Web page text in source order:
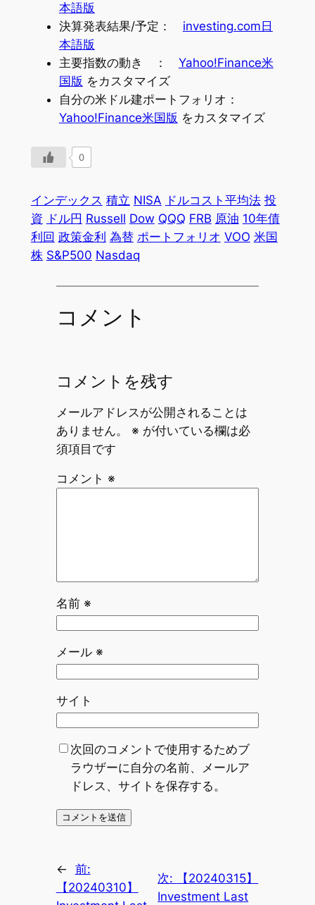
本語版
決算発表結果/予定： investing.com日
本語版
主要指数の動き ： Yahoo!Finance米
国版 をカスタマイズ
自分の米ドル建ポートフォリオ：
Yahoo!Finance米国版 をカスタマイズ
0
インデックス 積立 NISA ドルコスト平均法 投
資 ドル円 Russell Dow QQQ FRB 原油 10年債
利回 政策金利 為替 ポートフォリオ VOO 米国
株 S&P500 Nasdaq
コメント
コメントを残す
メールアドレスが公開されることは
ありません。
※ が付いている欄は必
須項目です
コメント ※
名前 ※
メール ※
サイト
次回のコメントで使用するためブ
ラウザーに自分の名前、メールア
ドレス、サイトを保存する。
← 前:
【20240310】
次:
【20240315】
Investment Last